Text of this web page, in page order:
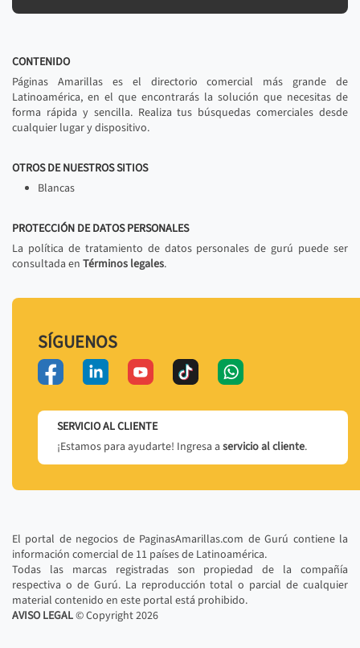
CONTENIDO
Páginas Amarillas es el directorio comercial más grande de
Latinoamérica, en el que encontrarás la solución que necesitas de
forma rápida y sencilla. Realiza tus búsquedas comerciales desde
cualquier lugar y dispositivo.
OTROS DE NUESTROS SITIOS
Blancas
PROTECCIÓN DE DATOS PERSONALES
La política de tratamiento de datos personales de gurú puede ser
consultada en Términos legales.
SÍGUENOS
SERVICIO AL CLIENTE
¡Estamos para ayudarte! Ingresa a servicio al cliente.
El portal de negocios de PaginasAmarillas.com de Gurú contiene la
información comercial de 11 países de Latinoamérica.
Todas las marcas registradas son propiedad de la compañía
respectiva o de Gurú. La reproducción total o parcial de cualquier
material contenido en este portal está prohibido.
AVISO LEGAL© Copyright2026